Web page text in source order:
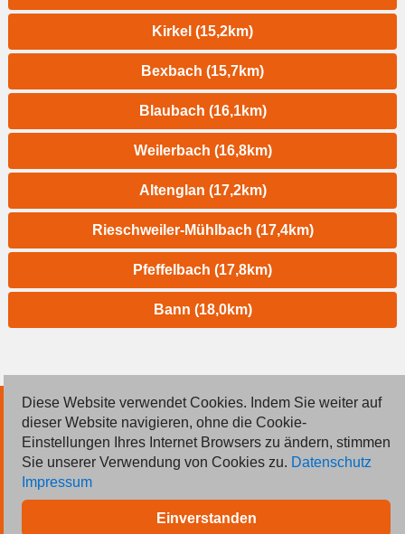
Kirkel (15,2km)
Bexbach (15,7km)
Blaubach (16,1km)
Weilerbach (16,8km)
Altenglan (17,2km)
Rieschweiler-Mühlbach (17,4km)
Pfeffelbach (17,8km)
Bann (18,0km)
© 2026 Deutsche Jobmarkt GmbH
Inserieren
Kontakt
Diese Website verwendet Cookies. Indem Sie weiter auf
dieser Website navigieren, ohne die Cookie-
Einstellungen Ihres Internet Browsers zu ändern, stimmen
Sie unserer Verwendung von Cookies zu. Datenschutz
Impressum
Einverstanden